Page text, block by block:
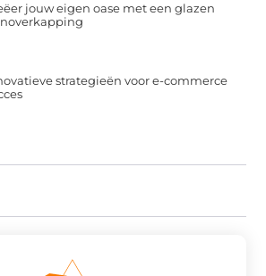
jouw eigen oase met een glazen
strategieën voor e-commerce